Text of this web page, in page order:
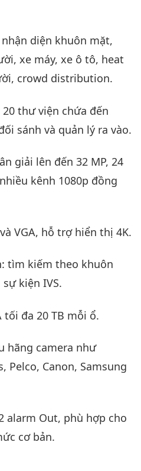
diện khuôn mặt,
xe máy, xe ô tô, heat
crowd distribution.
20 thư viện chứa đến
sánh và quản lý ra vào.
giải lên đến 32 MP, 24
kênh 1080p đồng
VGA, hỗ trợ hiển thị 4K.
tìm kiếm theo khuôn
kiện IVS.
tối đa 20 TB mỗi ổ.
hãng camera như
Pelco, Canon, Samsung
alarm Out, phù hợp cho
cơ bản.